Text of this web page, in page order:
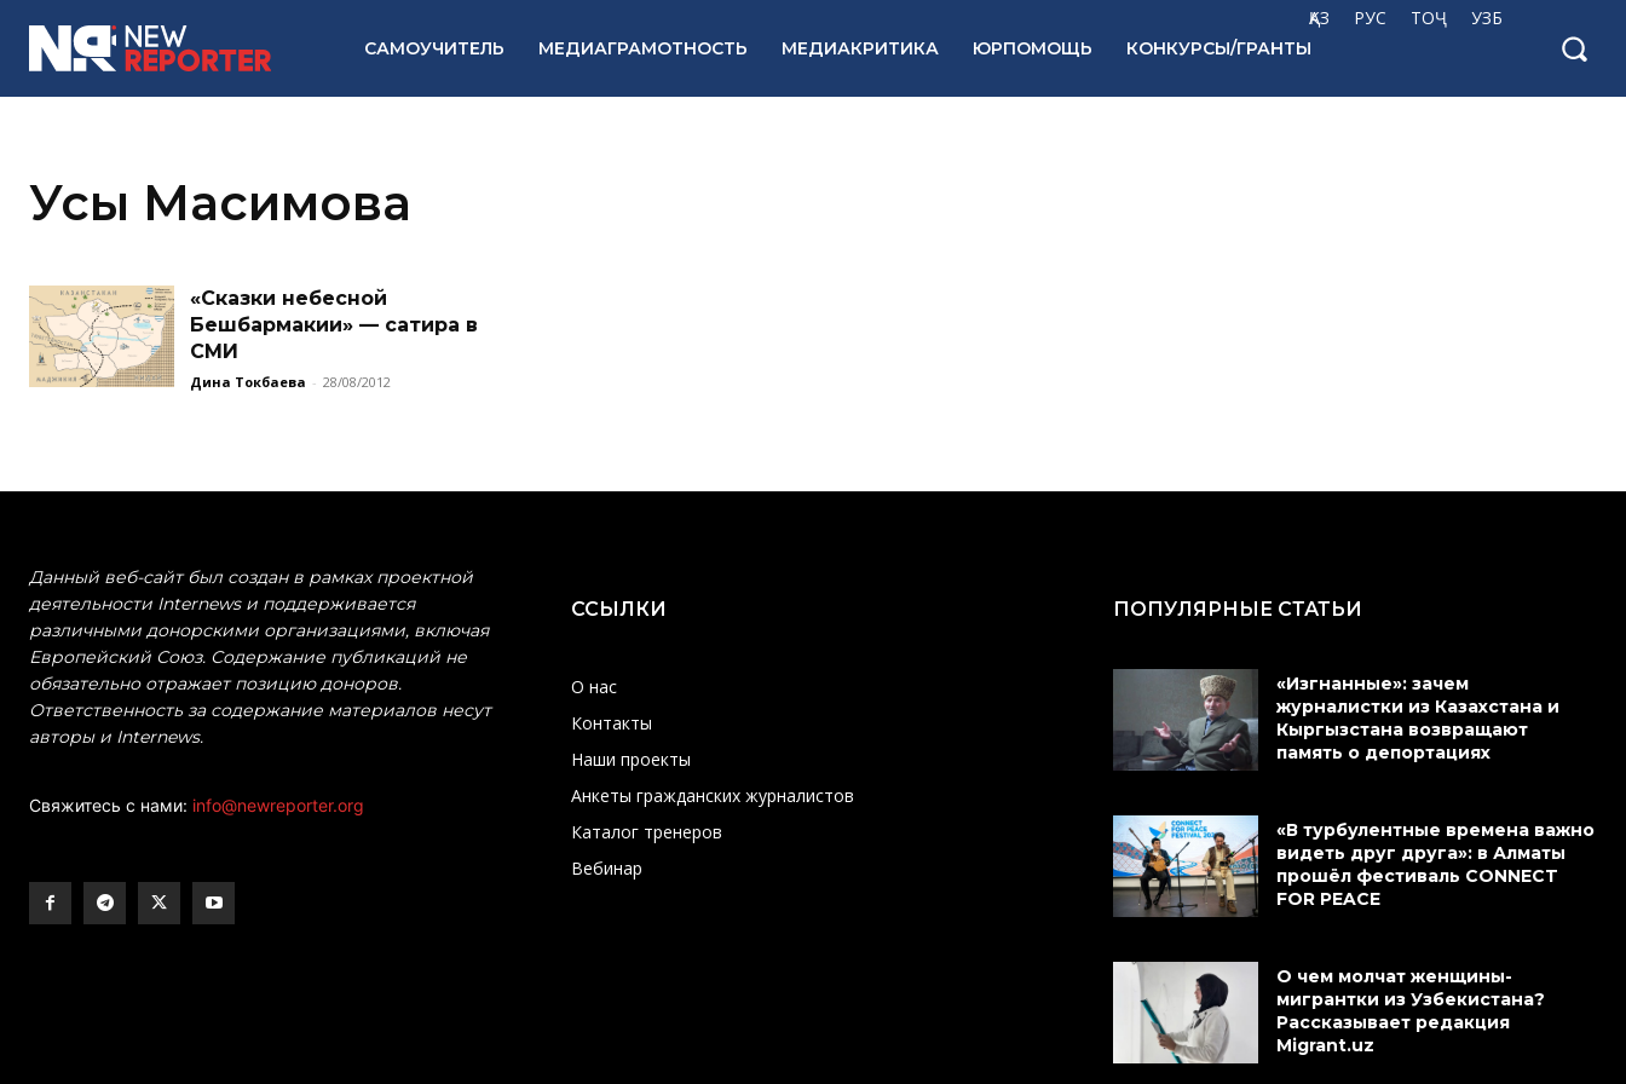
ҚАЗ РУС ТОҶ УЗБ
САМОУЧИТЕЛЬ МЕДИАГРАМОТНОСТЬ МЕДИАКРИТИКА ЮРПОМОЩЬ КОНКУРСЫ/ГРАНТЫ
Усы Масимова
«Сказки небесной
Бешбармакии» — сатира в
СМИ
Дина Токбаева - 28/08/2012
Данный веб-сайт был создан в рамках проектной
деятельности Internews и поддерживается
различными донорскими организациями, включая
Европейский Союз. Содержание публикаций не
обязательно отражает позицию доноров.
Ответственность за содержание материалов несут
авторы и Internews.
Свяжитесь с нами: info@newreporter.org
ССЫЛКИ
О нас
Контакты
Наши проекты
Анкеты гражданских журналистов
Каталог тренеров
Вебинар
ПОПУЛЯРНЫЕ СТАТЬИ
«Изгнанные»: зачем
журналистки из Казахстана и
Кыргызстана возвращают
память о депортациях
«В турбулентные времена важно
видеть друг друга»: в Алматы
прошёл фестиваль CONNECT
FOR PEACE
О чем молчат женщины-
мигрантки из Узбекистана?
Рассказывает редакция
Migrant.uz